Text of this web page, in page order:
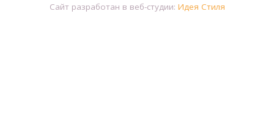
Сайт разработан в веб-студии: Идея Стиля